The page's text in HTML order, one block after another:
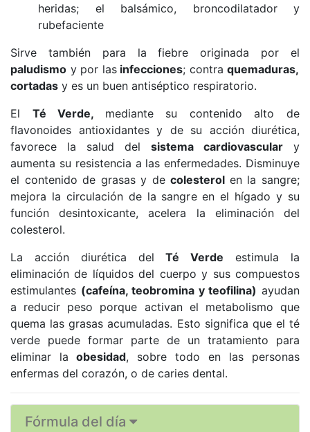
heridas; el balsámico, broncodilatador y
rubefaciente
Sirve también para la fiebre originada por el
paludismo y por lasinfecciones; contraquemaduras,
cortadas y es un buen antiséptico respiratorio.
El Té Verde, mediante su contenido alto de
flavonoides antioxidantes y de su acción diurética,
favorece la salud del sistema cardiovascular y
aumenta su resistencia a las enfermedades. Disminuye
el contenido de grasas y decolesterol en la sangre;
mejora la circulación de la sangre en el hígado y su
función desintoxicante, acelera la eliminación del
colesterol.
La acción diurética delTé Verde estimula la
eliminación de líquidos del cuerpo y sus compuestos
estimulantes (cafeína, teobromina y teofilina) ayudan
a reducir peso porque activan el metabolismo que
quema las grasas acumuladas. Esto significa que el té
verde puede formar parte de un tratamiento para
eliminar la obesidad, sobre todo en las personas
enfermas del corazón, o de caries dental.
Fórmula del día